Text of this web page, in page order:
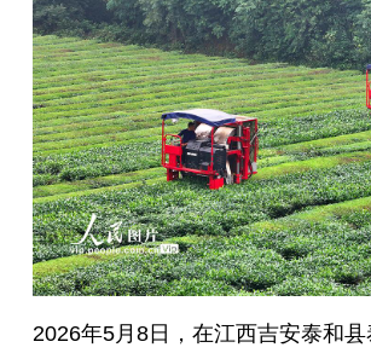
2026年5月8日，在江西吉安泰和